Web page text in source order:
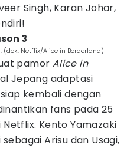
Singh, Karan Johar,
3
Netflix/Alice in Borderland)
pamor Alice in
Jepang adaptasi
kembali dengan
fans pada 25
Kento Yamazaki
Arisu dan Usagi,